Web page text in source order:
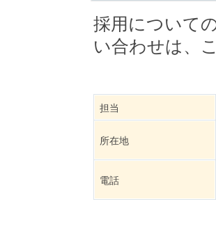
採用について
い合わせは、
担当
所在地
電話